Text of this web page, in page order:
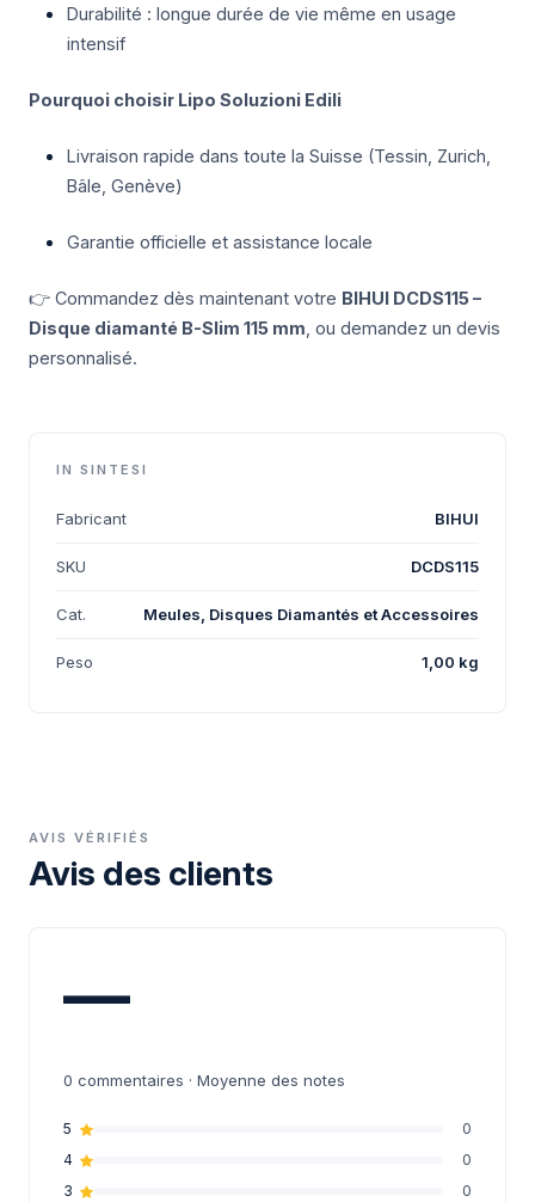
Durabilité : longue durée de vie même en usage
intensif
Pourquoi choisir Lipo Soluzioni Edili
Livraison rapide dans toute la Suisse (Tessin, Zurich,
Bâle, Genève)
Garantie officielle et assistance locale
👉 Commandez dès maintenant votre BIHUI DCDS115 –
Disque diamanté B-Slim 115 mm , ou demandez un devis
personnalisé.
IN SINTESI
Fabricant BIHUI
SKU DCDS115
Cat. Meules, Disques Diamantés et Accessoires
Peso 1,00 kg
AVIS VÉRIFIÉS
Avis des clients
—
0 commentaires · Moyenne des notes
5
0
4
0
3
0